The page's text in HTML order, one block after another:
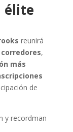
élite
reunirá
corredores,
más
de
y recordman